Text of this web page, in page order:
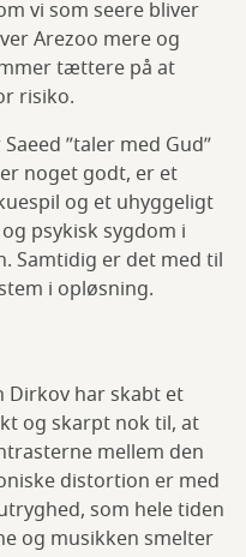
vi som seere bliver
Arezoo mere og
tættere på at
risiko.
”taler med Gud”
noget godt, er et
og et uhyggeligt
psykisk sygdom i
Samtidig er det med til
i opløsning.
Dirkov har skabt et
og skarpt nok til, at
mellem den
distortion er med
som hele tiden
og musikken smelter